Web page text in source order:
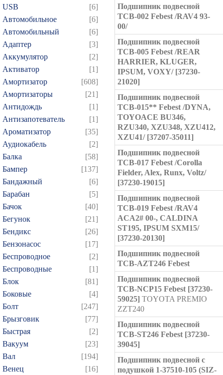
USB
[6]
Автомобильное
[6]
Автомобильный
[6]
Адаптер
[3]
Аккумулятор
[2]
Активатор
[1]
Амортизатор
[608]
Амортизаторы
[21]
Антидождь
[1]
Антизапотеватель
[1]
Ароматизатор
[35]
Аудиокабель
[2]
Балка
[58]
Бампер
[137]
Бандажный
[6]
Барабан
[5]
Бачок
[40]
Бегунок
[21]
Бендикс
[26]
Бензонасос
[17]
Беспроводное
[2]
Беспроводные
[1]
Блок
[81]
Боковые
[4]
Болт
[247]
Брызговик
[77]
Быстрая
[2]
Вакуум
[23]
Вал
[194]
Венец
[16]
Подшипник подвесной
TCB-002 Febest /RAV4 93-
00/
Подшипник подвесной
TCB-005 Febest /REAR
HARRIER, KLUGER,
IPSUM, VOXY/ [37230-
21020]
Подшипник подвесной
TCB-015** Febest /DYNA,
TOYOACE BU346,
RZU340, XZU348, XZU412,
XZU41/ [37207-35011]
Подшипник подвесной
TCB-017 Febest /Corolla
Fielder, Alex, Runx, Voltz/
[37230-19015]
Подшипник подвесной
TCB-019 Febest /RAV4
ACA2# 00-, CALDINA
ST195, IPSUM SXM15/
[37230-20130]
Подшипник подвесной
TCB-AZT246 Febest
Подшипник подвесной
TCB-NCP15 Febest [37230-
59025] TOYOTA PREMIO
ZZT240
Подшипник подвесной
TCB-ST246 Febest [37230-
39045]
Подшипник подвесной с
подушкой 1-37510-105 (SIZ-